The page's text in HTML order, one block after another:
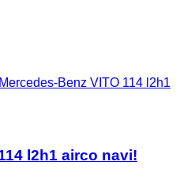
Mercedes-Benz VITO 114 l2h1
l2h1 airco navi!